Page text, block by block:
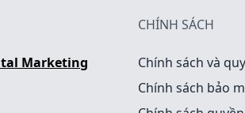
Marketing
CHÍNH SÁCH
Chính sách và
Chính sách bảo